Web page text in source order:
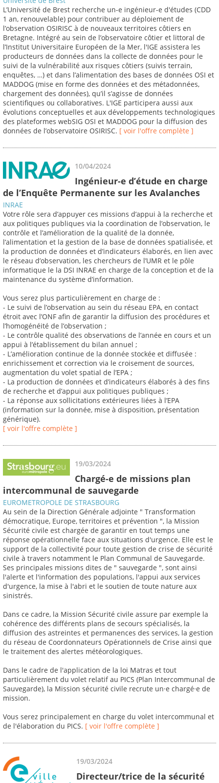
L’Université de Brest recherche un-e ingénieur-e d'études (CDD
1 an, renouvelable) pour contribuer au déploiement de
l’observation OSIRISC à de nouveaux territoires côtiers en
Bretagne. Intégré au sein de l’observatoire côtier et littoral de
l’Institut Universitaire Européen de la Mer, l'IGE assistera les
producteurs de données dans la collecte de données pour le
suivi de la vulnérabilité aux risques côtiers (suivis terrain,
enquêtes, …) et dans l’alimentation des bases de données OSI et
MADDOG (mise en forme des données et des métadonnées,
chargement des données), qu’il s’agisse de données
scientifiques ou collaboratives. L'IGE participera aussi aux
évolutions conceptuelles et aux développements technologiques
des plateformes webSIG OSI et MADDOG pour la diffusion des
données de l’observatoire OSIRISC. [ voir l'offre complète ]
10/04/2024
Ingénieur-e d’étude en charge
de l’Enquête Permanente sur les Avalanches
INRAE
Votre rôle sera d’appuyer ces missions d’appui à la recherche et
aux politiques publiques via la coordination de l’observation, le
contrôle et l’amélioration de la qualité de la donnée,
l’alimentation et la gestion de la base de données spatialisée, et
la production de données et d’indicateurs élaborés, en lien avec
le réseau d’observation, les chercheurs de l’UMR et le pôle
informatique le la DSI INRAE en charge de la conception et de la
maintenance du système d’information.
Vous serez plus particulièrement en charge de :
- Le suivi de l’observation au sein du réseau EPA, en contact
étroit avec l’ONF afin de garantir la diffusion des procédures et
l’homogénéité de l’observation ;
- Le contrôle qualité des observations de l’année en cours et un
appui à l’établissement du bilan annuel ;
- L’amélioration continue de la donnée stockée et diffusée :
enrichissement et correction via le croisement de sources,
augmentation du volet spatial de l’EPA ;
- La production de données et d’indicateurs élaborés à des fins
de recherche et d’appui aux politiques publiques ;
- La réponse aux sollicitations extérieures liées à l’EPA
(information sur la donnée, mise à disposition, présentation
générique).
[ voir l'offre complète ]
19/03/2024
Chargé-e de missions plan
intercommunal de sauvegarde
EUROMETROPOLE DE STRASBOURG
Au sein de la Direction Générale adjointe " Transformation
démocratique, Europe, territoires et prévention ", la Mission
Sécurité civile est chargée de garantir en tout temps une
réponse opérationnelle face aux situations d'urgence. Elle est le
support de la collectivité pour toute gestion de crise de sécurité
civile à travers notamment le Plan Communal de Sauvegarde.
Ses principales missions dites de " sauvegarde ", sont ainsi
l'alerte et l'information des populations, l'appui aux services
d'urgence, la mise à l'abri et le soutien de toute nature aux
sinistrés.
Dans ce cadre, la Mission Sécurité civile assure par exemple la
cohérence des différents plans de secours spécialisés, la
diffusion des astreintes et permanences des services, la gestion
du réseau de Coordonnateurs Opérationnels de Crise ainsi que
le traitement des alertes météorologiques.
Dans le cadre de l'application de la loi Matras et tout
particulièrement du volet relatif au PICS (Plan Intercommunal de
Sauvegarde), la Mission sécurité civile recrute un·e chargé·e de
mission.
Vous serez principalement en charge du volet intercommunal et
de l'élaboration du PICS. [ voir l'offre complète ]
19/03/2024
Directeur/trice de la sécurité